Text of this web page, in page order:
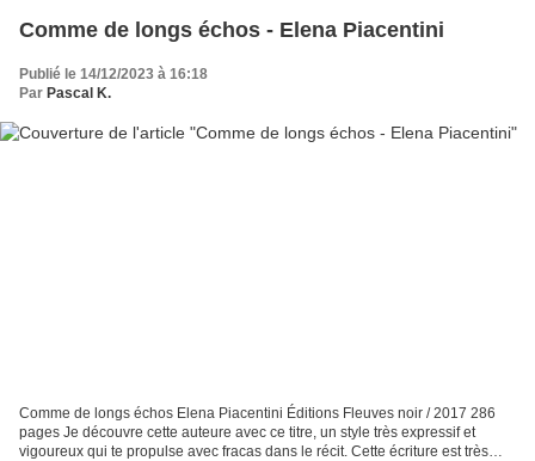
Comme de longs échos - Elena Piacentini
Publié le 14/12/2023 à 16:18
Par Pascal K.
Comme de longs échos Elena Piacentini Éditions Fleuves noir / 2017 286
pages Je découvre cette auteure avec ce titre, un style très expressif et
vigoureux qui te propulse avec fracas dans le récit. Cette écriture est très